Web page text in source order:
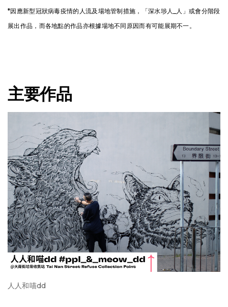
*因應新型冠狀病毒疫情的人流及場地管制措施，「深水埗人_人」或會分階段
展出作品，而各地點的作品亦根據場地不同原因而有可能展期不一。
主要作品
人人和喵dd